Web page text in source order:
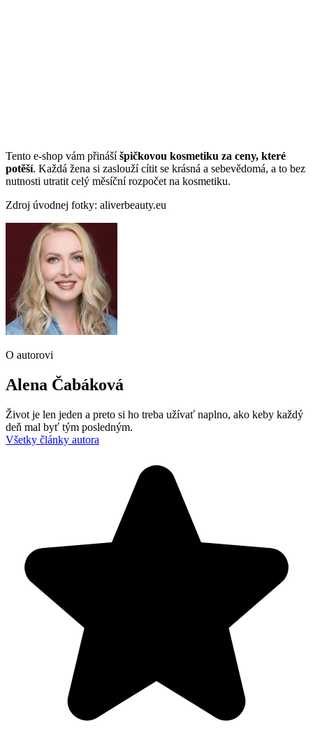
Tento e-shop vám přinášíšpičkovou kosmetiku za ceny, které
potěší. Každá žena si zaslouží cítit se krásná a sebevědomá, a to bez
nutnosti utratit celý měsíční rozpočet na kosmetiku.
Zdroj úvodnej fotky: aliverbeauty.eu
O autorovi
Alena Čabáková
Život je len jeden a preto si ho treba užívať naplno, ako keby každý
deň mal byť tým posledným.
Všetky články autora